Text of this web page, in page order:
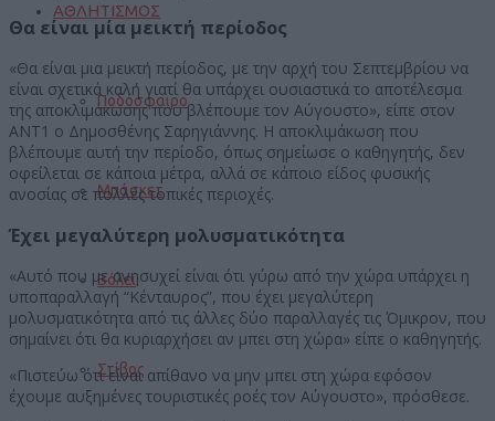
ΑΘΛΗΤΙΣΜΟΣ
Ποδόσφαιρο
Μπάσκετ
Βόλεϊ
Στίβος
Θα είναι μία μεικτή περίοδος
«Θα είναι μια μεικτή περίοδος, με την αρχή του Σεπτεμβρίου να
είναι σχετικά καλή γιατί θα υπάρχει ουσιαστικά το αποτέλεσμα
της αποκλιμάκωσης που βλέπουμε τον Αύγουστο», είπε στον
ΑΝΤ1 ο Δημοσθένης Σαρηγιάννης. Η αποκλιμάκωση που
βλέπουμε αυτή την περίοδο, όπως σημείωσε ο καθηγητής, δεν
οφείλεται σε κάποια μέτρα, αλλά σε κάποιο είδος φυσικής
ανοσίας σε πολλές τοπικές περιοχές.
Έχει μεγαλύτερη μολυσματικότητα
«Αυτό που με ανησυχεί είναι ότι γύρω από την χώρα υπάρχει η
υποπαραλλαγή “Κένταυρος”, που έχει μεγαλύτερη
μολυσματικότητα από τις άλλες δύο παραλλαγές τις Όμικρον, που
σημαίνει ότι θα κυριαρχήσει αν μπει στη χώρα» είπε ο καθηγητής.
«Πιστεύω ότι είναι απίθανο να μην μπει στη χώρα εφόσον
έχουμε αυξημένες τουριστικές ροές τον Αύγουστο», πρόσθεσε.